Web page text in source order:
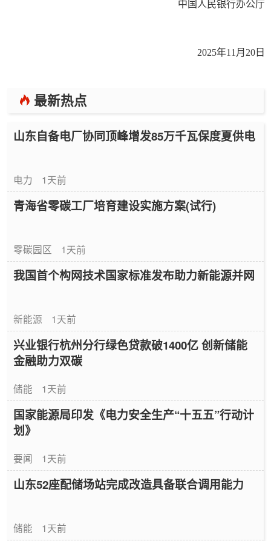
中国人民银行办公厅
2025年11月20日
最新热点
山东自备电厂协同顶峰增发85万千瓦保度夏供电
电力 1天前
青海省零碳工厂培育建设实施方案(试行)
零碳园区 1天前
我国首个构网技术国家标准发布助力新能源并网
新能源 1天前
兴业银行杭州分行绿色贷款破1400亿 创新储能
金融助力双碳
储能 1天前
国家能源局印发《电力安全生产“十五五”行动计
划》
要闻 1天前
山东52座配储场站完成改造具备联合调用能力
储能 1天前